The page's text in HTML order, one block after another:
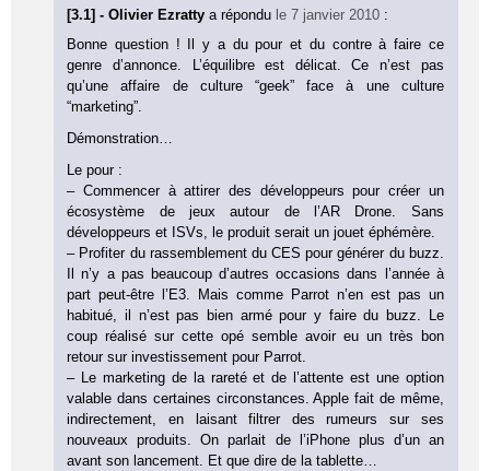
[3.1] - Olivier Ezrattya répondu le 7 janvier 2010 :
Bonne question ! Il y a du pour et du contre à faire ce
genre d’annonce. L’équilibre est délicat. Ce n’est pas
qu’une affaire de culture “geek” face à une culture
“marketing”.
Démonstration…
Le pour :
– Commencer à attirer des développeurs pour créer un
écosystème de jeux autour de l’AR Drone. Sans
développeurs et ISVs, le produit serait un jouet éphémère.
– Profiter du rassemblement du CES pour générer du buzz.
Il n’y a pas beaucoup d’autres occasions dans l’année à
part peut-être l’E3. Mais comme Parrot n’en est pas un
habitué, il n’est pas bien armé pour y faire du buzz. Le
coup réalisé sur cette opé semble avoir eu un très bon
retour sur investissement pour Parrot.
– Le marketing de la rareté et de l’attente est une option
valable dans certaines circonstances. Apple fait de même,
indirectement, en laisant filtrer des rumeurs sur ses
nouveaux produits. On parlait de l’iPhone plus d’un an
avant son lancement. Et que dire de la tablette…